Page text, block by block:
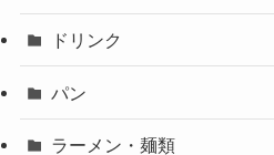
ドリンク
パン
ラーメン・麺類